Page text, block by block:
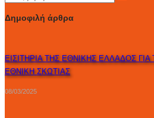
Δημοφιλή άρθρα
ΕΙΣΙΤΗΡΙΑ ΤΗΣ ΕΘΝΙΚΗΣ ΕΛΛΑΔΟΣ
ΕΘΝΙΚΗ ΣΚΩΤΙΑΣ
08/03/2025